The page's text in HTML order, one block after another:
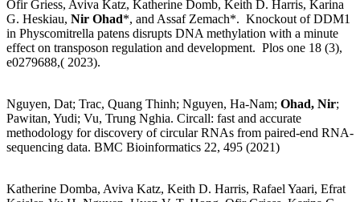
Ofir Griess, Aviva Katz, Katherine Domb, Keith D. Harris, Karina
G. Heskiau, Nir Ohad*, and Assaf Zemach*. Knockout of DDM1
in Physcomitrella patens disrupts DNA methylation with a minute
effect on transposon regulation and development. Plos one 18 (3),
e0279688,( 2023).
Nguyen, Dat; Trac, Quang Thinh; Nguyen, Ha-Nam; Ohad, Nir;
Pawitan, Yudi; Vu, Trung Nghia. Circall: fast and accurate
methodology for discovery of circular RNAs from paired-end RNA-
sequencing data. BMC Bioinformatics 22, 495 (2021)
Katherine Domba, Aviva Katz, Keith D. Harris, Rafael Yaari, Efrat